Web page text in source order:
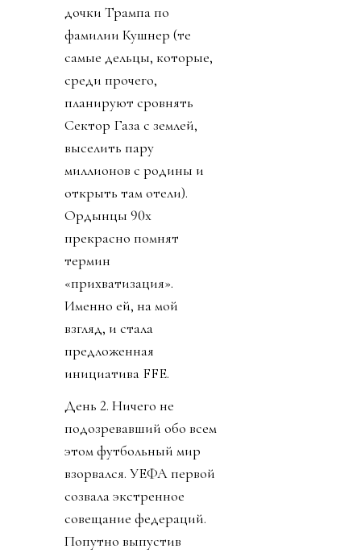
дочки Трампа по
фамилии Кушнер (те
самые дельцы, которые,
среди прочего,
планируют сровнять
Сектор Газа с землей,
выселить пару
миллионов с родины и
открыть там отели).
Ордынцы 90х
прекрасно помнят
термин
«прихватизация».
Именно ей, на мой
взгляд, и стала
предложенная
инициатива FFE.
День 2. Ничего не
подозревавший обо всем
этом футбольный мир
взорвался. УЕФА первой
созвала экстренное
совещание федераций.
Попутно выпустив